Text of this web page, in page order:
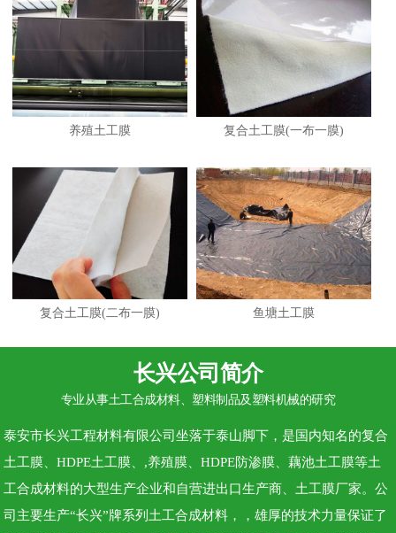
养殖土工膜 复合土工膜(一布一膜)
复合土工膜(二布一膜) 鱼塘土工膜
长兴公司简介
专业从事土工合成材料、塑料制品及塑料机械的研究
泰安市长兴工程材料有限公司坐落于泰山脚下，是国内知名的复合
土工膜、HDPE土工膜、,养殖膜、HDPE防渗膜、藕池土工膜等土
工合成材料的大型生产企业和自营进出口生产商、土工膜厂家。公
司主要生产“长兴”牌系列土工合成材料，，雄厚的技术力量保证了